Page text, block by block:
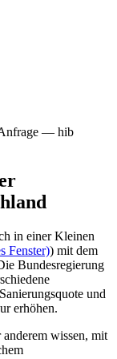
— hib
in einer Kleinen
Fenster)) mit dem
Bundesregierung
und
erhöhen.
wissen, mit